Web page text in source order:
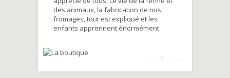
des animaux, la fabrication de nos
fromages, tout est expliqué et les
enfants apprennent énormément